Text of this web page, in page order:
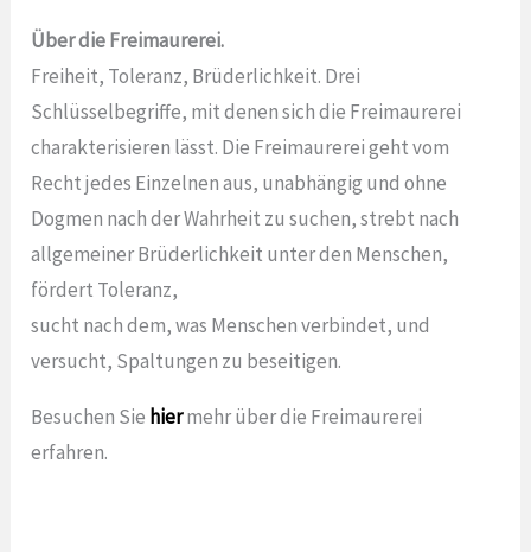
Über die Freimaurerei.
Freiheit, Toleranz, Brüderlichkeit. Drei
Schlüsselbegriffe, mit denen sich die Freimaurerei
charakterisieren lässt. Die Freimaurerei geht vom
Recht jedes Einzelnen aus, unabhängig und ohne
Dogmen nach der Wahrheit zu suchen, strebt nach
allgemeiner Brüderlichkeit unter den Menschen,
fördert Toleranz,
sucht nach dem, was Menschen verbindet, und
versucht, Spaltungen zu beseitigen.
Besuchen Sie hiermehr über die Freimaurerei
erfahren.